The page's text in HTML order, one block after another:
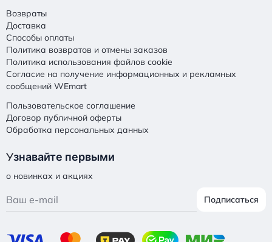
Возвраты
Доставка
Способы оплаты
Политика возвратов и отмены заказов
Политика использования файлов cookie
Согласие на получение информационных и рекламных
сообщений WEmart
Пользовательское соглашение
Договор публичной оферты
Обработка персональных данных
Узнавайте первыми
о новинках и акциях
Подписаться